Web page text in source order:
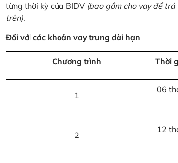
từng thời kỳ của BIDV (bao gồm cho vay để
trên).
Đối với các khoản vay trung dài hạn
Chương trình Thời
1
06
2
12